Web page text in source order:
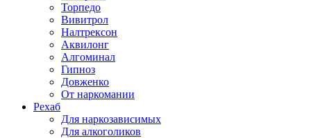
Торпедо
Вивитрол
Налтрексон
Аквилонг
Алгоминал
Гипноз
Довженко
От наркомании
Рехаб
Для наркозависимых
Для алкоголиков